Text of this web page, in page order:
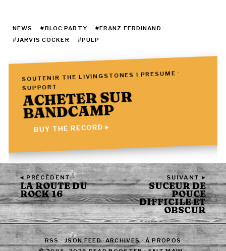
NEWS #BLOC PARTY
#FRANZ FERDINAND
#JARVIS COCKER
#PULP
SOUTENIR THE LIVINGSTONES I PRESUME ·
SUPPORT
ACHETER SUR
BANDCAMP
BUY THE RECORD ▸
◂ PRÉCÉDENT
LA ROUTE DU
ROCK 16
SUIVANT ▸
SUCEUR DE
POUCE
DIFFICILE ET
OBSCUR
RSS·JSON FEED·ARCHIVES·À PROPOS